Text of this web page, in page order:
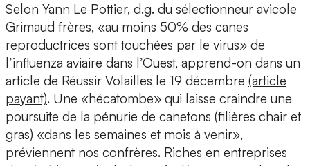
Selon Yann Le Pottier, d.g. du sélectionneur avicole
Grimaud frères, «au moins 50% des canes
reproductrices sont touchées par le virus» de
l’influenza aviaire dans l’Ouest, apprend-on dans un
article de Réussir Volailles le 19 décembre (article
payant). Une «hécatombe» qui laisse craindre une
poursuite de la pénurie de canetons (filières chair et
gras) «dans les semaines et mois à venir»,
préviennent nos confrères. Riches en entreprises